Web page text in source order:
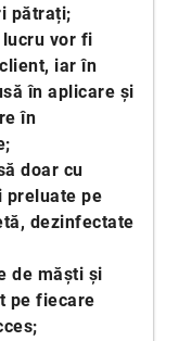
pătrați;
vor fi
iar în
în aplicare și
în
doar cu
preluate pe
dezinfectate
de măști și
pe fiecare